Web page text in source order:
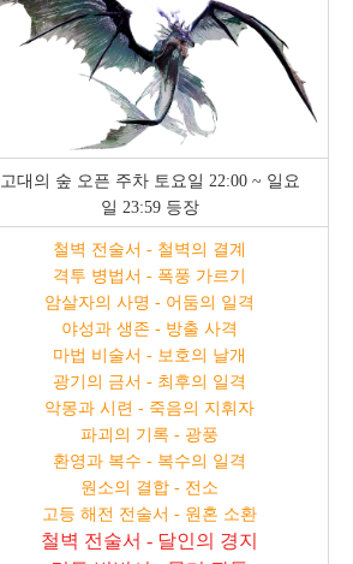
고대의 숲 오픈 주차 토요일 22:00 ~ 일요
일 23:59 등장
철벽 전술서 - 철벽의 결계
격투 병법서 - 폭풍 가르기
암살자의 사명 - 어둠의 일격
야성과 생존 - 방출 사격
마법 비술서 - 보호의 날개
광기의 금서 - 최후의 일격
악몽과 시련 - 죽음의 지휘자
파괴의 기록 - 광풍
환영과 복수 - 복수의 일격
원소의 결합 - 전소
고등 해전 전술서 - 원혼 소환
철벽 전술서 - 달인의 경지